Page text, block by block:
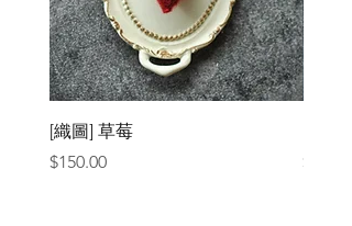
[織圖] 草莓
價格
$150.00
價格